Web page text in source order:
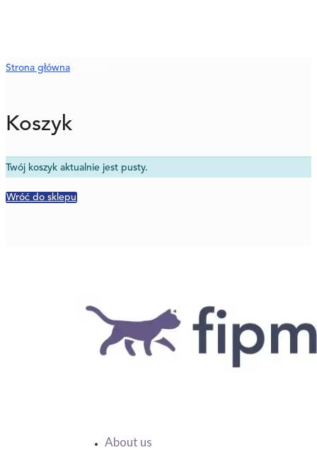
Strona główna
Koszyk
Twój koszyk aktualnie jest pusty.
Wróć do sklepu
About us